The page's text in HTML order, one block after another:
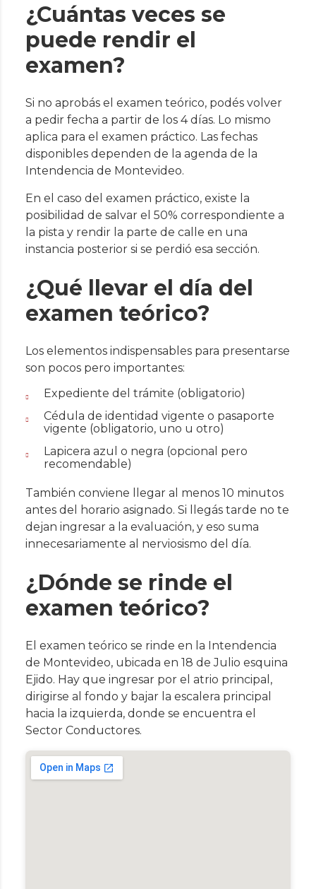
¿Cuántas veces se
puede rendir el
examen?
Si no aprobás el examen teórico, podés volver
a pedir fecha a partir de los 4 días. Lo mismo
aplica para el examen práctico. Las fechas
disponibles dependen de la agenda de la
Intendencia de Montevideo.
En el caso del examen práctico, existe la
posibilidad de salvar el 50% correspondiente a
la pista y rendir la parte de calle en una
instancia posterior si se perdió esa sección.
¿Qué llevar el día del
examen teórico?
Los elementos indispensables para presentarse
son pocos pero importantes:
Expediente del trámite (obligatorio)
Cédula de identidad vigente o pasaporte
vigente (obligatorio, uno u otro)
Lapicera azul o negra (opcional pero
recomendable)
También conviene llegar al menos 10 minutos
antes del horario asignado. Si llegás tarde no te
dejan ingresar a la evaluación, y eso suma
innecesariamente al nerviosismo del día.
¿Dónde se rinde el
examen teórico?
El examen teórico se rinde en la Intendencia
de Montevideo, ubicada en 18 de Julio esquina
Ejido. Hay que ingresar por el atrio principal,
dirigirse al fondo y bajar la escalera principal
hacia la izquierda, donde se encuentra el
Sector Conductores.